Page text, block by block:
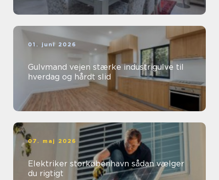
01. juni 2026
Gulvmand vejen stærke industrigulve til
hverdag og hårdt slid
07. maj 2026
Elektriker storkøbenhavn sådan vælger
du rigtigt